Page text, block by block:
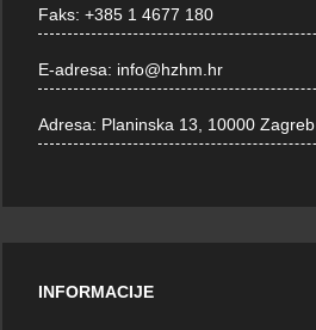
Faks:+385 1 4677 180
E-adresa: info@hzhm.hr
Adresa: Planinska 13, 10000 Zagreb
INFORMACIJE